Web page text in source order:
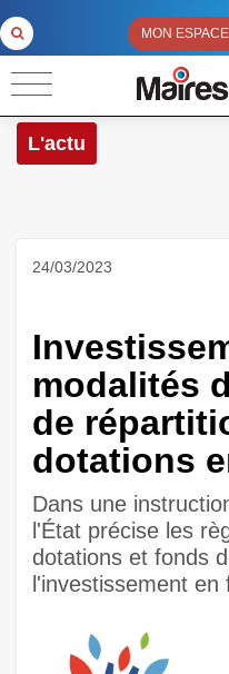
MON
L'actu
24/03/2023
modalités
de
dotations
Dans une
l'État précise les
dotations et fonds
l'investissement